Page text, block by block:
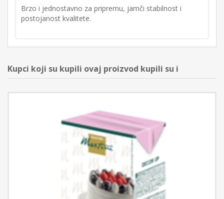
Brzo i jednostavno za pripremu, jamči stabilnost i
postojanost kvalitete.
Kupci koji su kupili ovaj proizvod kupili su i